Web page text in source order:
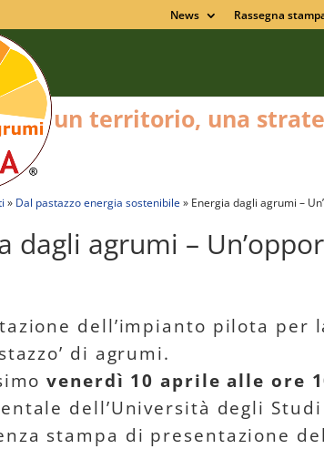
News Rassegna
» Dal pastazzo energia sostenibile » Energia dagli agrumi –
dagli agrumi –
dell’impianto pilota per
di agrumi.
venerdì 10 aprile alle ore
dell’Università degli
stampa di presentazione
un territorio, una